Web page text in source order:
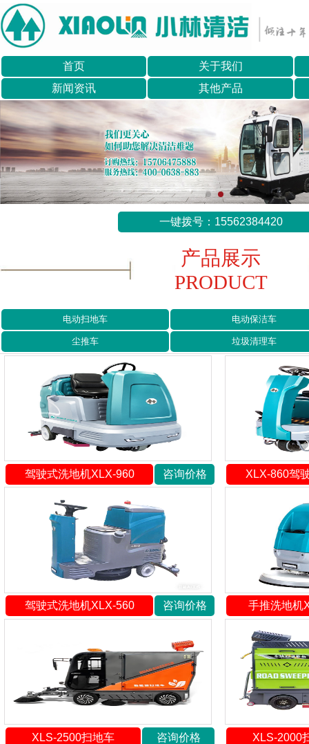
首页
关于我们
新闻资讯
其他产品
一键拨号：15562384420
产品展示
PRODUCT
电动扫地车 电动保洁车
尘推车 垃圾清理车
驾驶式洗地机XLX-960 咨询价格 XLX-860驾
驾驶式洗地机XLX-560 咨询价格 手推洗地机
XLS-2500扫地车 咨询价格 XLS-2000